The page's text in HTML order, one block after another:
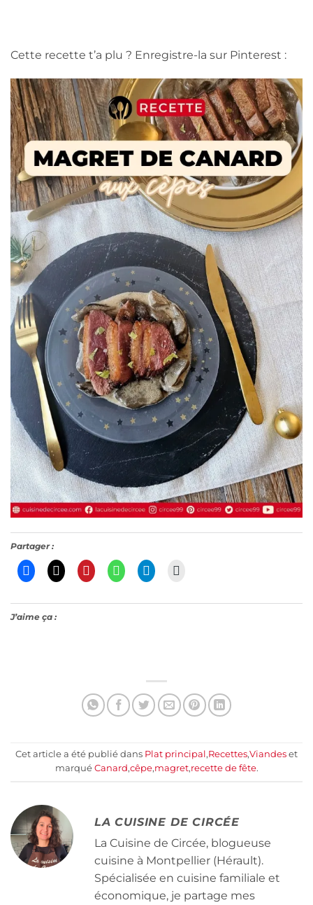
Cette recette t’a plu ? Enregistre-la sur Pinterest :
Partager :
J’aime ça :
Cet article a été publié dans Plat principal,Recettes,Viandes et
marqué Canard,cêpe,magret,recette de fête.
LA CUISINE DE CIRCÉE
La Cuisine de Circée, blogueuse
cuisine à Montpellier (Hérault).
Spécialisée en cuisine familiale et
économique, je partage mes